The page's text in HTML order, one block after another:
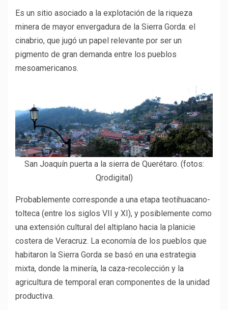
Es un sitio asociado a la explotación de la riqueza
minera de mayor envergadura de la Sierra Gorda: el
cinabrio, que jugó un papel relevante por ser un
pigmento de gran demanda entre los pueblos
mesoamericanos.
San Joaquín puerta a la sierra de Querétaro. (fotos:
Qrodigital)
Probablemente corresponde a una etapa teotihuacano-
tolteca (entre los siglos VII y XI), y posiblemente como
una extensión cultural del altiplano hacia la planicie
costera de Veracruz. La economía de los pueblos que
habitaron la Sierra Gorda se basó en una estrategia
mixta, donde la minería, la caza-recolección y la
agricultura de temporal eran componentes de la unidad
productiva.